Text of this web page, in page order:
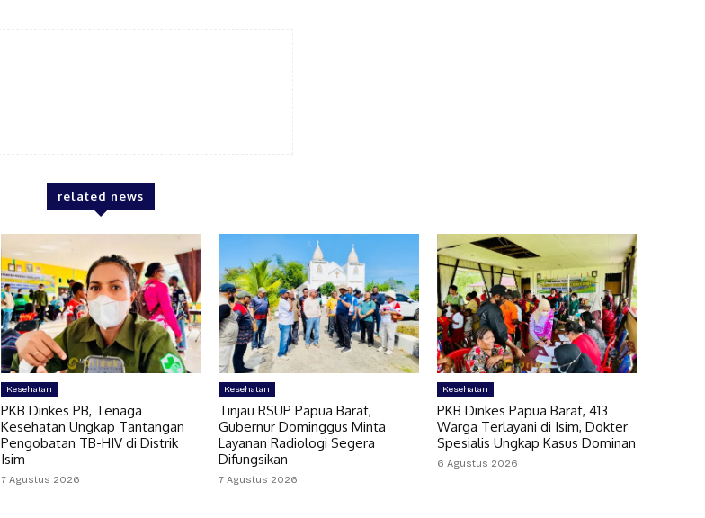
related news
Kesehatan
PKB Dinkes PB, Tenaga
Kesehatan Ungkap Tantangan
Pengobatan TB-HIV di Distrik
Isim
7 Agustus 2026
Kesehatan
Tinjau RSUP Papua Barat,
Gubernur Dominggus Minta
Layanan Radiologi Segera
Difungsikan
7 Agustus 2026
Kesehatan
PKB Dinkes Papua Barat, 413
Warga Terlayani di Isim, Dokter
Spesialis Ungkap Kasus Dominan
6 Agustus 2026